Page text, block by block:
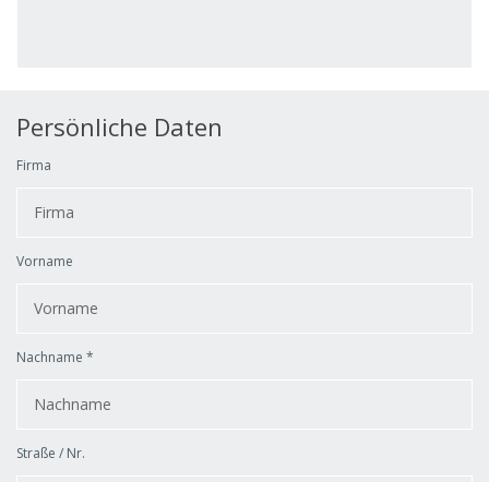
Persönliche Daten
Firma
Vorname
Nachname *
Straße / Nr.